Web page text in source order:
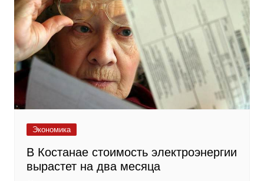
Экономика
В Костанае стоимость электроэнергии
вырастет на два месяца